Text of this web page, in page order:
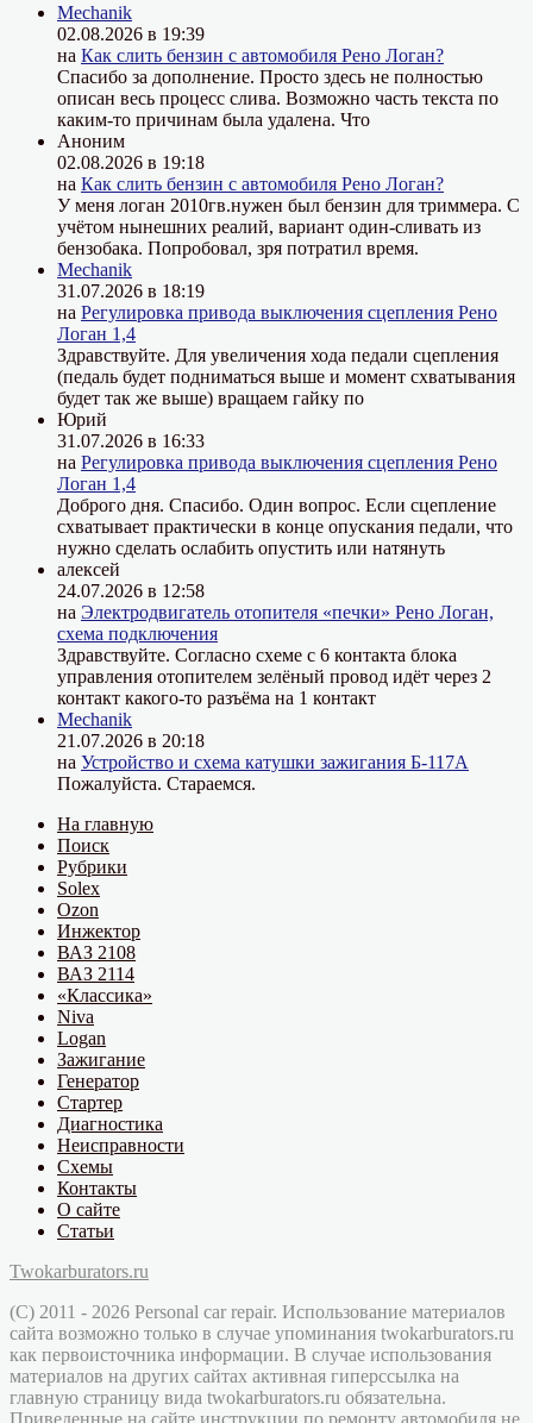
Mechanik
02.08.2026 в 19:39
на Как слить бензин с автомобиля Рено Логан?
Спасибо за дополнение. Просто здесь не полностью
описан весь процесс слива. Возможно часть текста по
каким-то причинам была удалена. Что
Аноним
02.08.2026 в 19:18
на Как слить бензин с автомобиля Рено Логан?
У меня логан 2010гв.нужен был бензин для триммера. С
учётом нынешних реалий, вариант один-сливать из
бензобака. Попробовал, зря потратил время.
Mechanik
31.07.2026 в 18:19
на Регулировка привода выключения сцепления Рено
Логан 1,4
Здравствуйте. Для увеличения хода педали сцепления
(педаль будет подниматься выше и момент схватывания
будет так же выше) вращаем гайку по
Юрий
31.07.2026 в 16:33
на Регулировка привода выключения сцепления Рено
Логан 1,4
Доброго дня. Спасибо. Один вопрос. Если сцепление
схватывает практически в конце опускания педали, что
нужно сделать ослабить опустить или натянуть
алексей
24.07.2026 в 12:58
на Электродвигатель отопителя «печки» Рено Логан,
схема подключения
Здравствуйте. Согласно схеме с 6 контакта блока
управления отопителем зелёный провод идёт через 2
контакт какого-то разъёма на 1 контакт
Mechanik
21.07.2026 в 20:18
на Устройство и схема катушки зажигания Б-117А
Пожалуйста. Стараемся.
На главную
Поиск
Рубрики
Solex
Ozon
Инжектор
ВАЗ 2108
ВАЗ 2114
«Классика»
Niva
Logan
Зажигание
Генератор
Стартер
Диагностика
Неисправности
Схемы
Контакты
О сайте
Статьи
Twokarburators.ru
(C) 2011 - 2026 Personal car repair. Использование материалов
сайта возможно только в случае упоминания twokarburators.ru
как первоисточника информации. В случае использования
материалов на других сайтах активная гиперссылка на
главную страницу вида twokarburators.ru обязательна.
Приведенные на сайте инструкции по ремонту автомобиля не